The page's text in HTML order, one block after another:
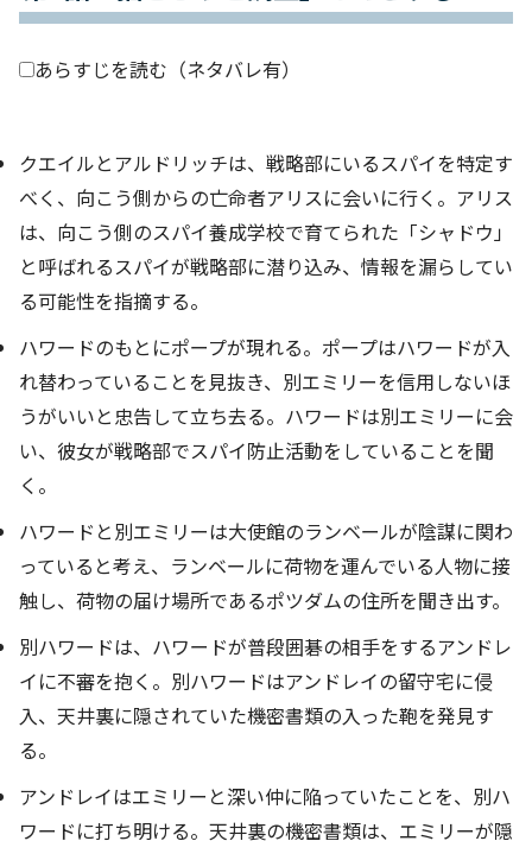
あらすじを読む（ネタバレ有）
クエイルとアルドリッチは、戦略部にいるスパイを特定す
べく、向こう側からの亡命者アリスに会いに行く。アリス
は、向こう側のスパイ養成学校で育てられた「シャドウ」
と呼ばれるスパイが戦略部に潜り込み、情報を漏らしてい
る可能性を指摘する。
ハワードのもとにポープが現れる。ポープはハワードが入
れ替わっていることを見抜き、別エミリーを信用しないほ
うがいいと忠告して立ち去る。ハワードは別エミリーに会
い、彼女が戦略部でスパイ防止活動をしていることを聞
く。
ハワードと別エミリーは大使館のランベールが陰謀に関わ
っていると考え、ランベールに荷物を運んでいる人物に接
触し、荷物の届け場所であるポツダムの住所を聞き出す。
別ハワードは、ハワードが普段囲碁の相手をするアンドレ
イに不審を抱く。別ハワードはアンドレイの留守宅に侵
入、天井裏に隠されていた機密書類の入った鞄を発見す
る。
アンドレイはエミリーと深い仲に陥っていたことを、別ハ
ワードに打ち明ける。天井裏の機密書類は、エミリーが隠